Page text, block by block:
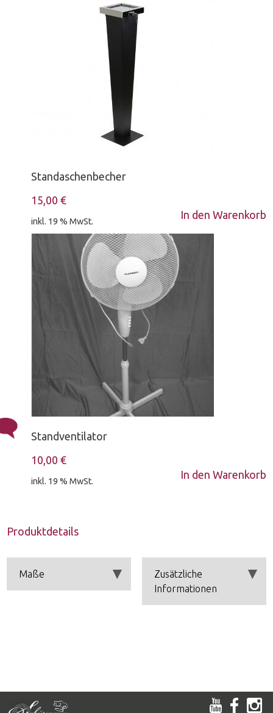
Standaschenbecher
15,00€
inkl. 19 % MwSt.
In den Warenkorb
Standventilator
10,00€
inkl. 19 % MwSt.
In den Warenkorb
Produktdetails
Maße
Zusätzliche
Informationen